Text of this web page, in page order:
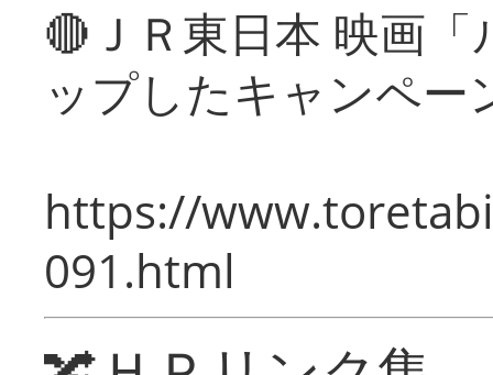
🔴ＪＲ東日本 映画
ップしたキャンペー
https://
091.html